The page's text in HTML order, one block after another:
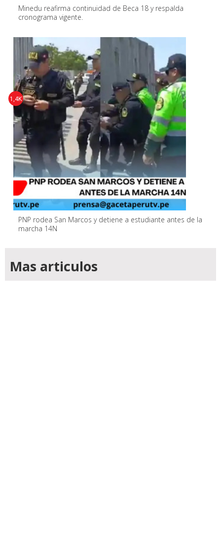
Minedu reafirma continuidad de Beca 18 y respalda
cronograma vigente.
PNP rodea San Marcos y detiene a estudiante antes de la
marcha 14N
1,4K
Mas articulos